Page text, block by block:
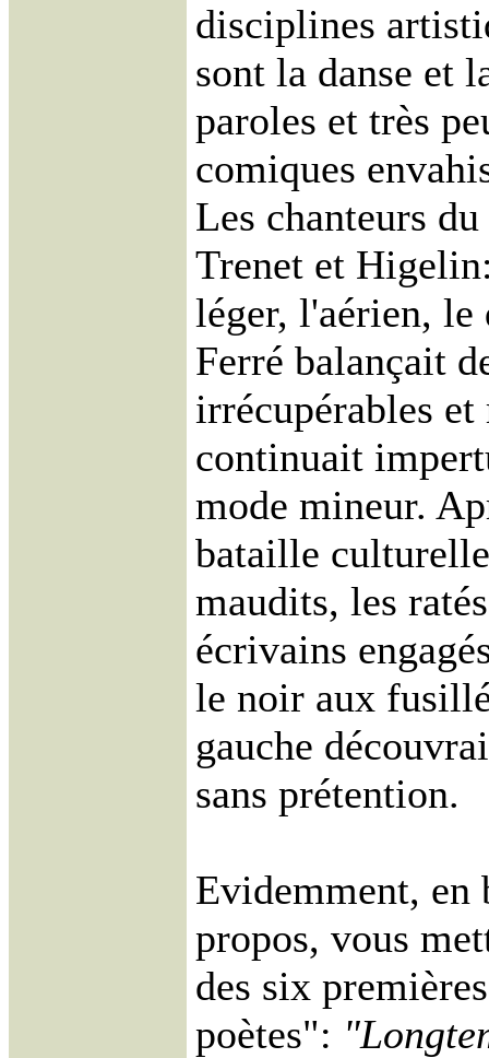
disciplines
sont la danse et
paroles et très
comiques
Les chanteurs
Trenet et
léger, l'aérien, le
Ferré balançait
irrécupérables et
continuait
mode mineur.
bataille
maudits, les
écrivains
le noir aux
gauche
sans prétention.
Evidemment, en
propos, vous
des six
poètes":